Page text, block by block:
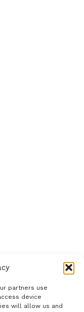
partners use
device
will allow us and